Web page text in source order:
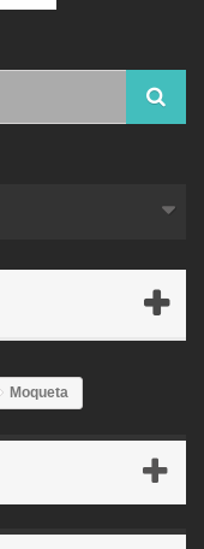
Moqueta